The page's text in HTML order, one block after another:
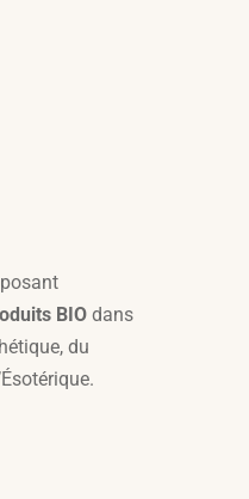
BIO dans
du